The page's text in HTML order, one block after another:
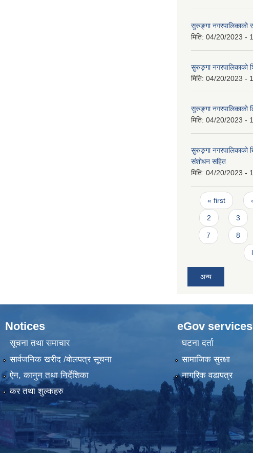
सुरुङ्गा
मिति: 04/20/2023 -
सुरुङ्गा नगरपालिकाको
मिति: 04/20/2023 -
सुरुङ्गा नगरपालिकाको
मिति: 04/20/2023 -
सुरुङ्गा
संशोधन सहित
मिति: 04/20/2023 -
Pages
« first
2 3
7 8
अन्य
Notices
सूचना तथा समाचार
सार्वजनिक खरीद /बोलपत्र सूचना
ऐन, कानुन तथा निर्देशिका
कर तथा शुल्कहरु
eGov services
घटना दर्ता
सामाजिक सुरक्षा
नागरिक वडापत्र